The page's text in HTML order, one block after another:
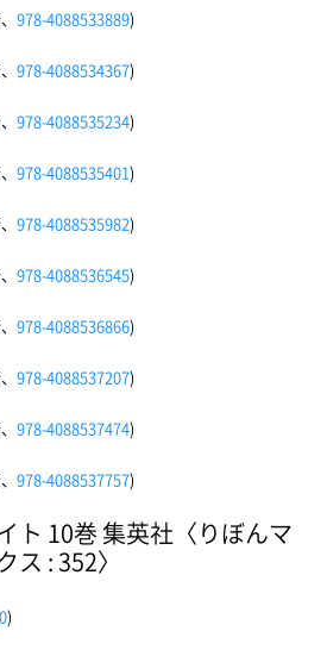
978-4088533889)
978-4088534367)
978-4088535234)
978-4088535401)
978-4088535982)
978-4088536545)
978-4088536866)
978-4088537207)
978-4088537474)
978-4088537757)
ト 10巻 集英社〈りぼんマ
: 352〉
)